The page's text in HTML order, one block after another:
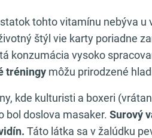
tohto vitamínu nebýva
štýl vie karty poriadne
konzumácia vysoko
tréningy môžu prirodzené
kde kulturisti a boxeri
bol doslova masaker. Surový
Táto látka sa v žalúdku